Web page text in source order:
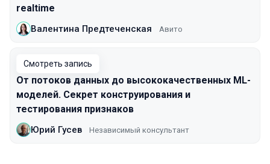
realtime
Валентина Предтеченская Авито
Смотреть запись
От потоков данных до высококачественных ML-
моделей. Секрет конструирования и
тестирования признаков
Юрий Гусев Независимый консультант